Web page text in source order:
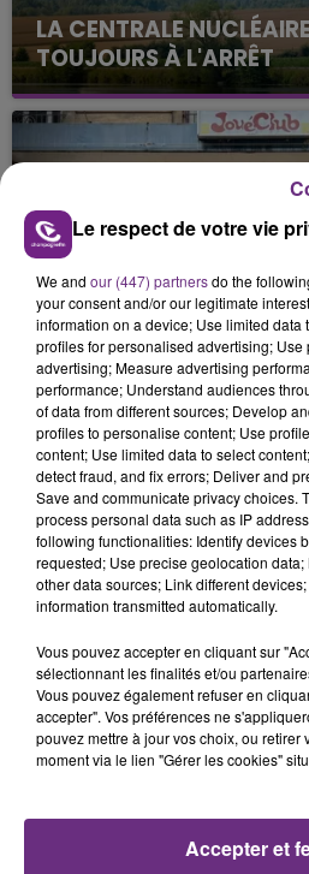
LA CENTRALE
TOUJOURS À L'ARRÊT
Cela fait déjà une semaine
nucléaire ardennaise est à
justifiée par la sécheresse
LE MAGASIN JOUÉCLUB
SES PORTES
C'était l'une des institutions
rémois. Le magasin
fermer ses portes.
TITRES DIFFUSÉS
4h47
4h47
Le respect de votre vie
We and our (447) partnersdo the
your consent and/or our legitimate
information on a device; Use limited data
profiles for personalised advertising;
advertising; Measure advertising
performance; Understand audiences
of data from different sources; Develop
profiles to personalise content; Use
content; Use limited data to select
detect fraud, and fix errors; Deliver and
Save and communicate privacy choices.
process personal data such as IP
following functionalities: Identify devices
requested; Use precise geolocation
other data sources; Link different
information transmitted automatically.
Vous pouvez accepter en cliquant sur
sélectionnant les finalités et/ou
Vous pouvez également refuser en
accepter". Vos préférences ne
pouvez mettre à jour vos choix, ou retirer
moment via le lien "Gérer les cookies"
Accepter et